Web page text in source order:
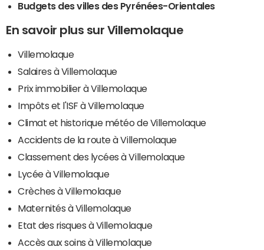
Budgets des villes des Pyrénées-Orientales
En savoir plus sur Villemolaque
Villemolaque
Salaires à Villemolaque
Prix immobilier à Villemolaque
Impôts et l'ISF à Villemolaque
Climat et historique météo de Villemolaque
Accidents de la route à Villemolaque
Classement des lycées à Villemolaque
Lycée à Villemolaque
Crèches à Villemolaque
Maternités à Villemolaque
Etat des risques à Villemolaque
Accès aux soins à Villemolaque